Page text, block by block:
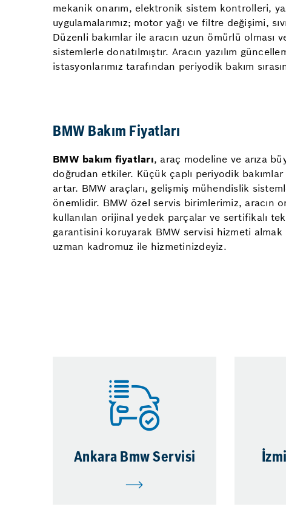
mekanik onarım, elektronik sistem kontrolleri,
uygulamalarımız; motor yağı ve filtre değişimi,
Düzenli bakımlar ile aracın uzun ömürlü olması
sistemlerle donatılmıştır. Aracın yazılım
istasyonlarımız tarafından periyodik bakım
BMW Bakım Fiyatları
BMW bakım fiyatları, araç modeline ve arıza
doğrudan etkiler. Küçük çaplı periyodik
artar. BMW araçları, gelişmiş mühendislik
önemlidir. BMW özel servis birimlerimiz, aracın
kullanılan orijinal yedek parçalar ve sertifikalı
garantisini koruyarak BMW servisi hizmeti
uzman kadromuz ile hizmetinizdeyiz.
Ankara Bmw Servisi